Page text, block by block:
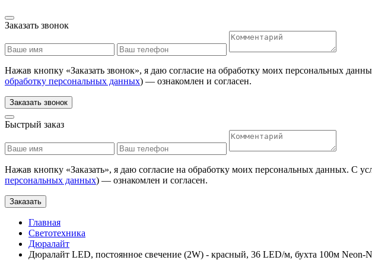
Заказать звонок
Нажав кнопку «Заказать звонок», я даю согласие на обработку моих персональных
обработку персональных данных) — ознакомлен и согласен.
Заказать звонок
Быстрый заказ
Нажав кнопку «Заказать», я даю согласие на обработку моих персональных данных. С
персональных данных) — ознакомлен и согласен.
Заказать
Главная
Светотехника
Дюралайт
Дюралайт LED, постоянное свечение (2W) - красный, 36 LED/м, бухта 100м Neon-